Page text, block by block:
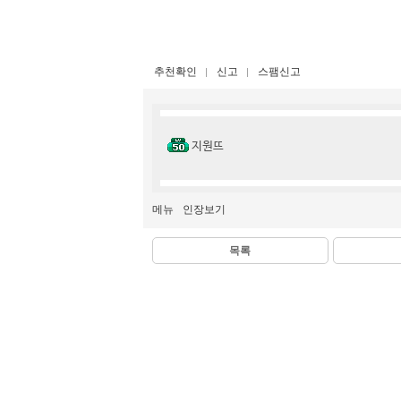
추천확인 신고 스팸신고
지원뜨
메뉴 인장보기
목록